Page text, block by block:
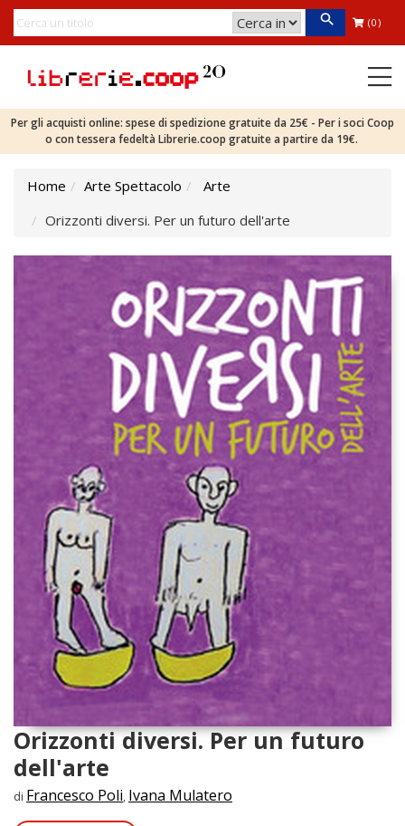
(0)
Per gli acquisti online: spese di spedizione gratuite da 25€ - Per i soci Coop
o con tessera fedeltà Librerie.coop gratuite a partire da 19€.
Home Arte Spettacolo
Arte
Orizzonti diversi. Per un futuro dell'arte
Orizzonti diversi. Per un futuro
dell'arte
di Francesco Poli, Ivana Mulatero